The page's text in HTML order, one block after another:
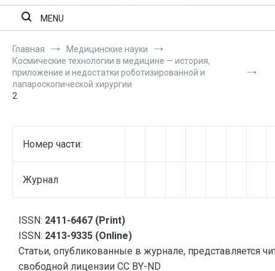
MENU
Главная
Медицинские науки
Космические технологии в медицине — история,
приложение и недостатки роботизированной и
лапароскопической хирургии
2
Номер части:
Журнал
ISSN: 2411-6467 (Print)
ISSN: 2413-9335 (Online)
Статьи, опубликованные в журнале, представляется
свободной лицензии CC BY-ND